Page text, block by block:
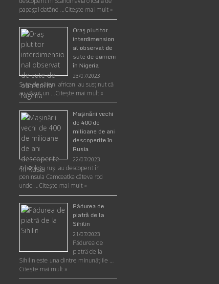
papagal datând …Citește mai mult »
Oraş plutitor
interdimension
al observat de
sute de oameni
în Nigeria
23/07/2023
Sute de săteni africani au susținut că
au văzut un …Citește mai mult »
Maşinării vechi
de 400 de
milioane de ani
descoperite în
Rusia
22/07/2023
Arheologii ruşi au descoperit în
peninsula Camceatka câteva roci
unde …Citește mai mult »
Pădurea de
piatră de la
Sihilin
21/07/2023
Pădurea de
piatră de la
Sihilin este una dintre minunăţiile …
Citește mai mult »